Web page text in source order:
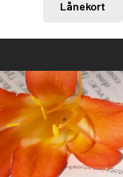
Lånekort